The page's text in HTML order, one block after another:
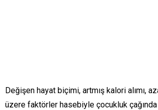
Değişen hayat biçimi, artmış kalori alımı,
üzere faktörler hasebiyle çocukluk çağında